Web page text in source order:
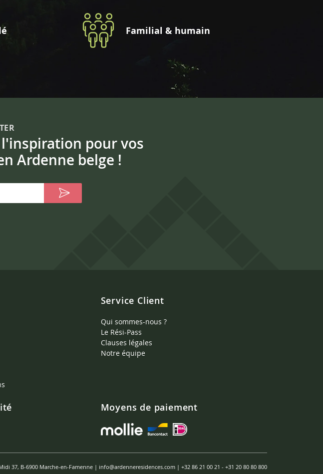
Familial & humain
pour vos
Ardenne belge !
Service Client
Qui sommes-nous ?
Le Rési-Pass
Clauses légales
Notre équipe
Moyens de paiement
37, B-6900 Marche-en-Famenne | info@ardenneresidences.com| +32 86 21 00 21 - +31 20 80 80 800